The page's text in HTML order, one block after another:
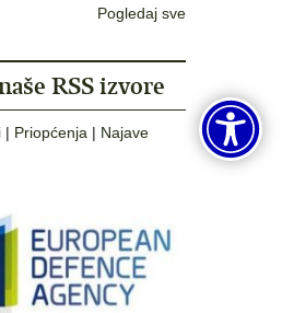
Pogledaj sve
RSS izvore
| Priopćenja | Najave